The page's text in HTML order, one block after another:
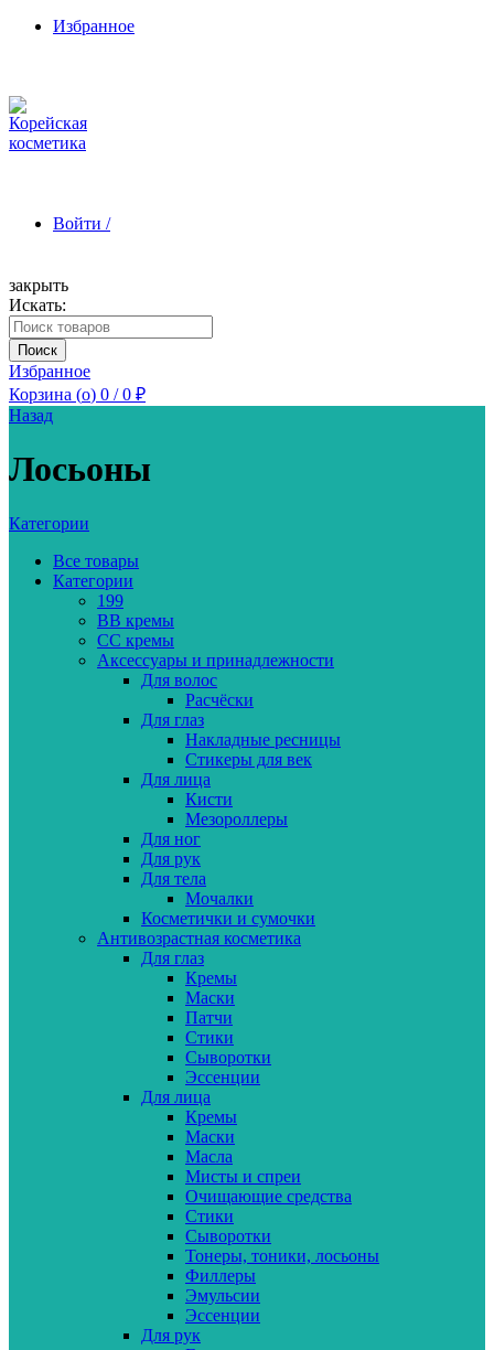
Избранное
Войти /
Зарегистрироваться
закрыть
Искать:
Поиск
Избранное
Корзина (o) 0 / 0 ₽
Назад
Лосьоны
Категории
Все товары
Категории
199
BB кремы
CC кремы
Аксессуары и принадлежности
Для волос
Расчёски
Для глаз
Накладные ресницы
Стикеры для век
Для лица
Кисти
Мезороллеры
Для ног
Для рук
Для тела
Мочалки
Косметички и сумочки
Антивозрастная косметика
Для глаз
Кремы
Маски
Патчи
Стики
Сыворотки
Эссенции
Для лица
Кремы
Маски
Масла
Мисты и спреи
Очищающие средства
Стики
Сыворотки
Тонеры, тоники, лосьоны
Филлеры
Эмульсии
Эссенции
Для рук